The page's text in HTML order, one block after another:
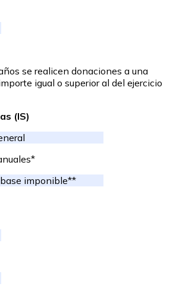
se realicen donaciones a una
igual o superior al del ejercicio
(IS)
imponible**